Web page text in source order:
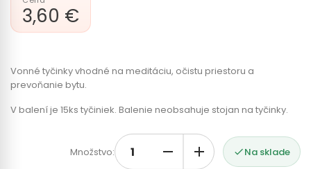
3,60 €
Vonné tyčinky vhodné na meditáciu, očistu priestoru a
prevoňanie bytu.
V balení je 15ks tyčiniek. Balenie neobsahuje stojan na tyčinky.
Množstvo: Na sklade